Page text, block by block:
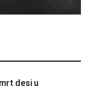
desi u